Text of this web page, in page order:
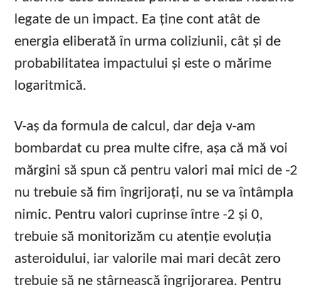
legate de un impact. Ea ține cont atât de
energia eliberată în urma coliziunii, cât și de
probabilitatea impactului și este o mărime
logaritmică.
V-aș da formula de calcul, dar deja v-am
bombardat cu prea multe cifre, așa că mă voi
mărgini să spun că pentru valori mai mici de -2
nu trebuie să fim îngrijorați, nu se va întâmpla
nimic. Pentru valori cuprinse între -2 și 0,
trebuie să monitorizăm cu atenție evoluția
asteroidului, iar valorile mai mari decât zero
trebuie să ne stârnească îngrijorarea. Pentru